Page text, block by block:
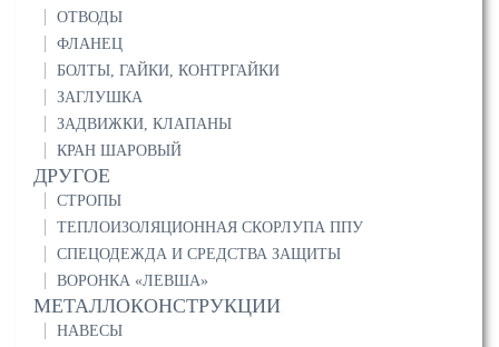
ОТВОДЫ
ФЛАНЕЦ
БОЛТЫ, ГАЙКИ, КОНТРГАЙКИ
ЗАГЛУШКА
ЗАДВИЖКИ, КЛАПАНЫ
КРАН ШАРОВЫЙ
ДРУГОЕ
СТРОПЫ
ТЕПЛОИЗОЛЯЦИОННАЯ СКОРЛУПА ППУ
СПЕЦОДЕЖДА И СРЕДСТВА ЗАЩИТЫ
ВОРОНКА «ЛЕВША»
МЕТАЛЛОКОНСТРУКЦИИ
НАВЕСЫ